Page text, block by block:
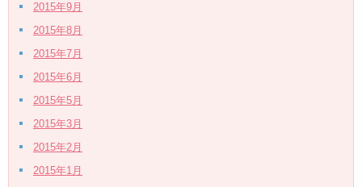
2015年9月
2015年8月
2015年7月
2015年6月
2015年5月
2015年3月
2015年2月
2015年1月